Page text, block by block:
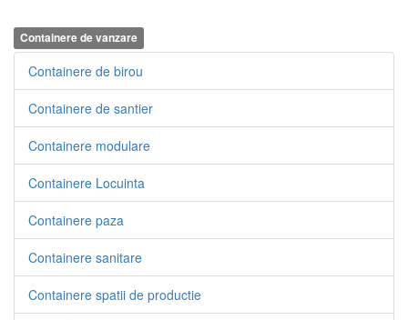
Containere de vanzare
Containere de birou
Containere de santier
Containere modulare
Containere Locuinta
Containere paza
Containere sanitare
Containere spatii de productie